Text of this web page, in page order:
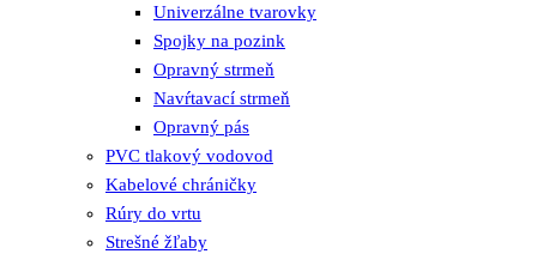
Univerzálne tvarovky
Spojky na pozink
Opravný strmeň
Navŕtavací strmeň
Opravný pás
PVC tlakový vodovod
Kabelové chráničky
Rúry do vrtu
Strešné žľaby